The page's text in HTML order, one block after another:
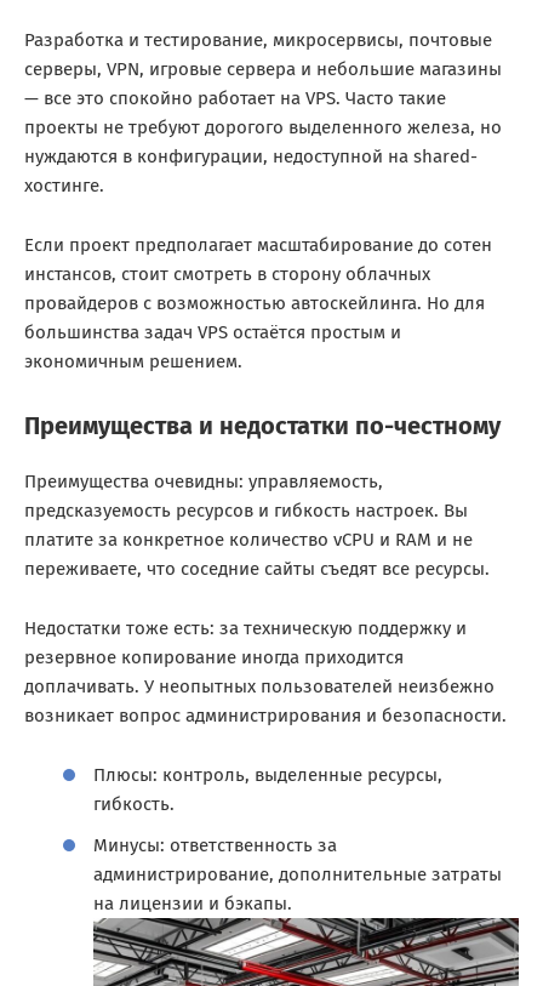
Разработка и тестирование, микросервисы, почтовые
серверы, VPN, игровые сервера и небольшие магазины
— все это спокойно работает на VPS. Часто такие
проекты не требуют дорогого выделенного железа, но
нуждаются в конфигурации, недоступной на shared-
хостинге.
Если проект предполагает масштабирование до сотен
инстансов, стоит смотреть в сторону облачных
провайдеров с возможностью автоскейлинга. Но для
большинства задач VPS остаётся простым и
экономичным решением.
Преимущества и недостатки по-честному
Преимущества очевидны: управляемость,
предсказуемость ресурсов и гибкость настроек. Вы
платите за конкретное количество vCPU и RAM и не
переживаете, что соседние сайты съедят все ресурсы.
Недостатки тоже есть: за техническую поддержку и
резервное копирование иногда приходится
доплачивать. У неопытных пользователей неизбежно
возникает вопрос администрирования и безопасности.
Плюсы: контроль, выделенные ресурсы,
гибкость.
Минусы: ответственность за
администрирование, дополнительные затраты
на лицензии и бэкапы.